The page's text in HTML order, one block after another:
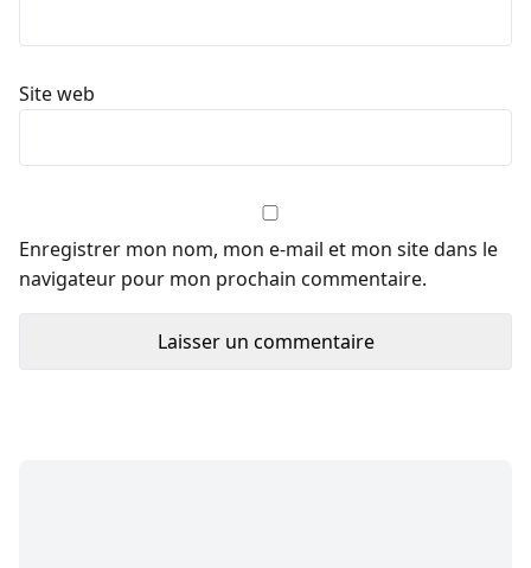
Site web
Enregistrer mon nom, mon e-mail et mon site dans le
navigateur pour mon prochain commentaire.